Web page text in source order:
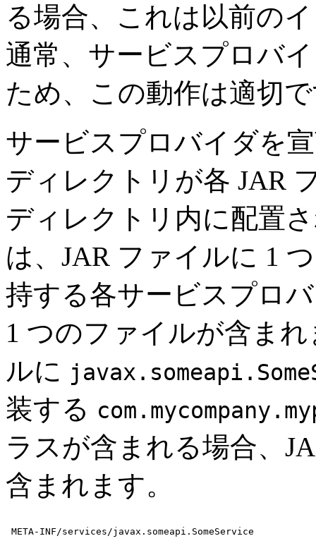
る場合、これは以前の
通常、サービスプロバ
ため、この動作は適切
サービスプロバイダを
ディレクトリが各 JAR
ディレクトリ内に配置
は、JAR ファイルに 1
持する各サービスプロ
1 つのファイルが含ま
ルに
装する
ラスが含まれる場合、
含まれます。
META-INF/services/javax.someapi.SomeService